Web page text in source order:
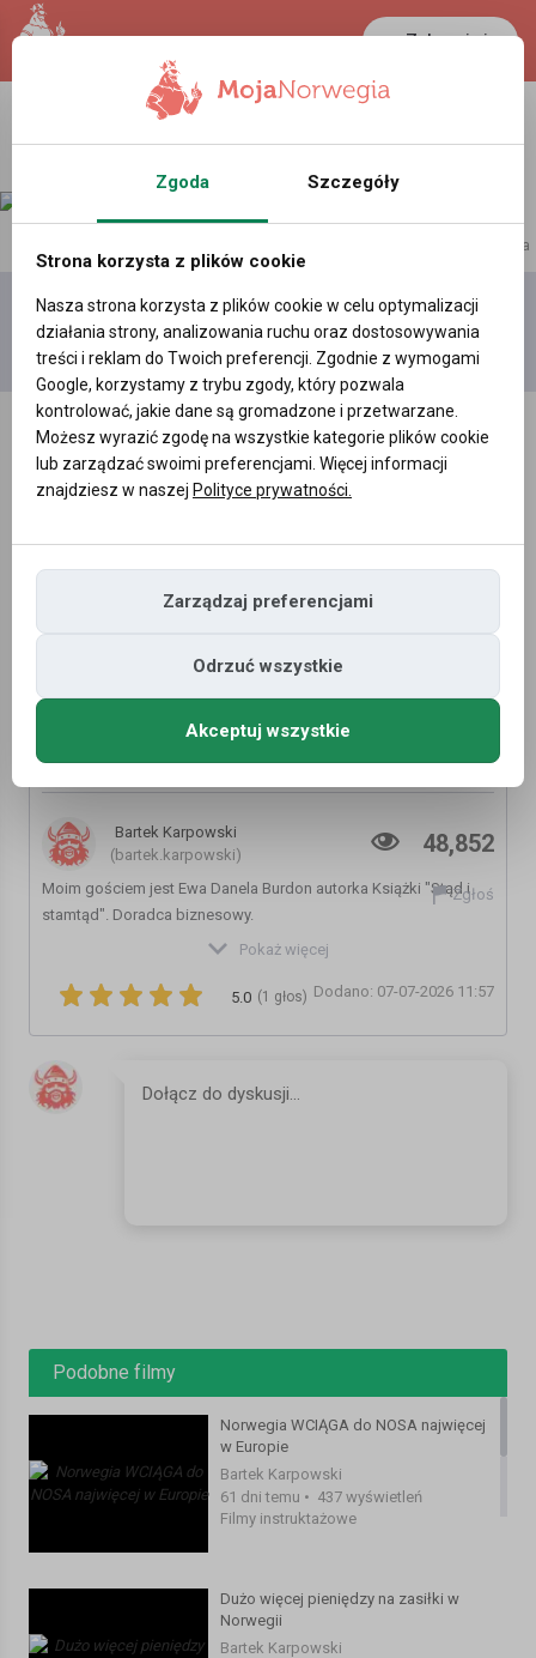
Zaloguj się
reklama
Dodaj
film
Moje
filmy
Wszystkie
Norwegia pokonała Brazylię i dużo więcej
powodów do radości
Bartek Karpowski
(bartek.karpowski)
48,852
Zgłoś
Moim gościem jest Ewa Danela Burdon autorka Książki "Stąd i
stamtąd". Doradca biznesowy.
Książka: "STĄD i STAMTĄD":
Przysięgłe tłumaczenia polsko - norweskie
https://www.multinor.no/tlumaczenia
Pokaż więcej
Dodano: 07-07-2026 11:57
(1 głos)
5.0
Podobne filmy
Norwegia WCIĄGA do NOSA najwięcej
w Europie
Bartek Karpowski
61 dni temu • 437 wyświetleń
Filmy instruktażowe
Dużo więcej pieniędzy na zasiłki w
Norwegii
Bartek Karpowski
Zgoda Szczegóły
Strona korzysta z plików cookie
Nasza strona korzysta z plików cookie w celu optymalizacji
działania strony, analizowania ruchu oraz dostosowywania
treści i reklam do Twoich preferencji. Zgodnie z wymogami
Google, korzystamy z trybu zgody, który pozwala
kontrolować, jakie dane są gromadzone i przetwarzane.
Możesz wyrazić zgodę na wszystkie kategorie plików cookie
lub zarządzać swoimi preferencjami. Więcej informacji
znajdziesz w naszej Polityce prywatności.
Zarządzaj preferencjami
Odrzuć wszystkie
Akceptuj wszystkie